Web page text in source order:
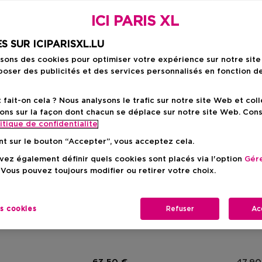
Illuminateur
2
Palette Highlighter Et Blush
Glow
ICI PARIS XL
SUR ICIPARISXL.LU
des cookies pour optimiser votre expérience sur notre
des publicités et des services personnalisés en fonction
fait-on cela ? Nous analysons le trafic sur notre site Web et
sur la façon dont chacun se déplace sur notre site Web.
de confidentialite
sur le bouton “Accepter”, vous acceptez cela.
également définir quels cookies sont placés via l'option
Vous pouvez toujours modifier ou retirer votre choix.
cookies Refuser